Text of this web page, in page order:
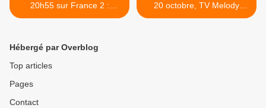
20h55 sur France 2 :
"N'oubliez pas les paroles
20 octobre, TV Melody
célèbrera les 65 ans de
Hébergé par Overblog
Top articles
Pages
Contact